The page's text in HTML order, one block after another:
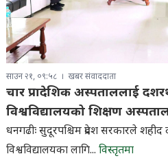
साउन २१, ०९:५८ खबर संवाददाता
चार प्रादेशिक अस्पताललाई
विश्वविद्यालयको शिक्षण
धनगढीः सुदूरपश्चिम प्रदेश सरकारले शहीद
विश्वविद्यालयका लागि... विस्तृतमा